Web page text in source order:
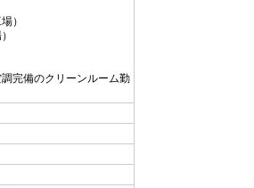
）
完備のクリーンルーム勤